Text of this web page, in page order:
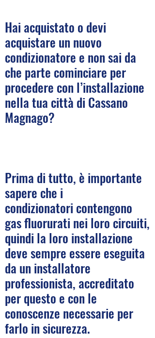
Hai acquistato o devi
acquistare un nuovo
condizionatore e non sai da
che parte cominciare per
procedere con l’installazione
nella tua città di Cassano
Magnago?
Prima di tutto, è importante
sapere che i
condizionatori contengono
gas fluorurati nei loro circuiti,
quindi la loro installazione
deve sempre essere eseguita
da un installatore
professionista, accreditato
per questo e con le
conoscenze necessarie per
farlo in sicurezza.